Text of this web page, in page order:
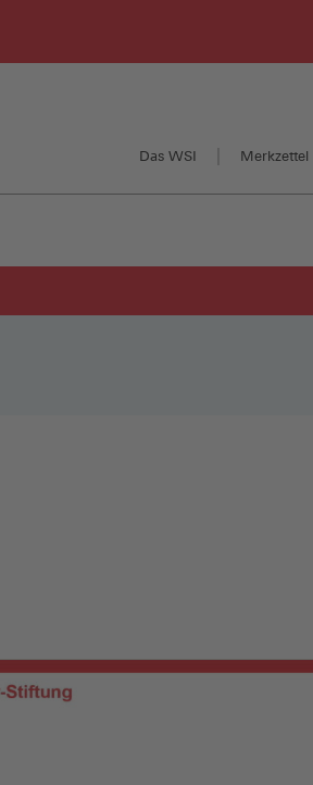
Das WSI Merkzettel